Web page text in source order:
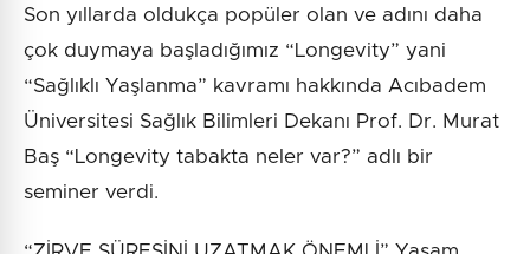
Son yıllarda oldukça popüler olan ve adını daha
çok duymaya başladığımız “Longevity” yani
“Sağlıklı Yaşlanma” kavramı hakkında Acıbadem
Üniversitesi Sağlık Bilimleri Dekanı Prof. Dr. Murat
Baş “Longevity tabakta neler var?” adlı bir
seminer verdi.